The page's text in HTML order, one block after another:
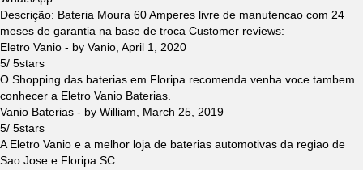
Descrição: Bateria Moura 60 Amperes livre de manutencao com 24
meses de garantia na base de troca Customer reviews:
Eletro Vanio - by Vanio April 1, 2020
5/ 5stars
O Shopping das baterias em Floripa recomenda venha voce tambem
conhecer a Eletro Vanio Baterias.
Vanio Baterias - by William
March 25, 2019
5/ 5stars
A Eletro Vanio e a melhor loja de baterias automotivas da regiao de
Sao Jose e Floripa SC.